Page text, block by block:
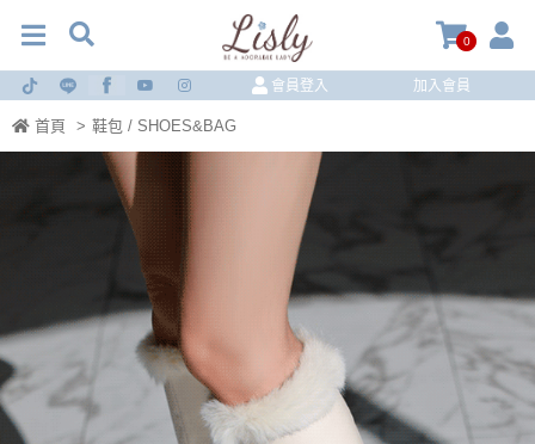
0
會員登入 加入會員
首頁 > 鞋包 / SHOES&BAG